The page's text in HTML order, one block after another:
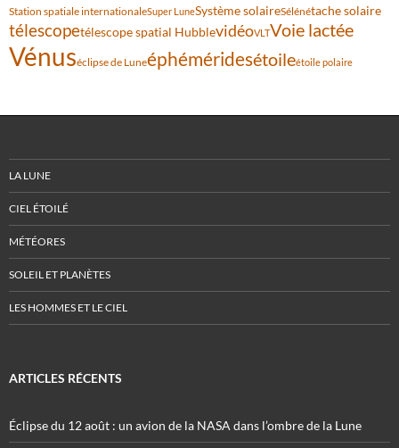
Station spatiale internationaleSuper LuneSystème solaireSélénétache solaire
télescopetélescope spatial HubblevidéoVLTVoie lactée
Vénuséclipse de Luneéphéméridesétoileétoile polaire
LA LUNE
CIEL ÉTOILÉ
MÉTÉORES
SOLEIL ET PLANÈTES
LES HOMMES ET LE CIEL
ARTICLES RÉCENTS
Éclipse du 12 août : un avion de la NASA dans l’ombre de la Lune